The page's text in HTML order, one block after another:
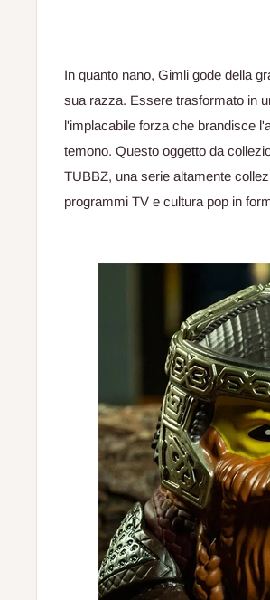
In quanto nano, Gimli gode della
sua razza. Essere trasformato in
l'implacabile forza che brandisce
temono. Questo oggetto da
TUBBZ, una serie altamente
programmi TV e cultura pop in